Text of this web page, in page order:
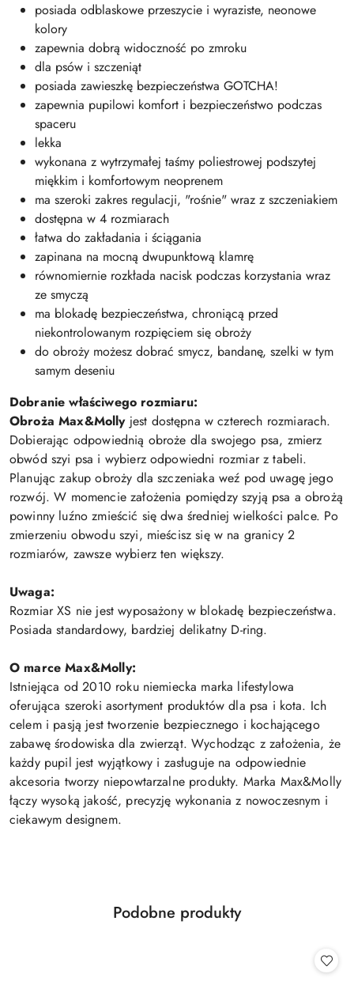
posiada odblaskowe przeszycie i wyraziste, neonowe
kolory
zapewnia dobrą widoczność po zmroku
dla psów i szczeniąt
posiada zawieszkę bezpieczeństwa GOTCHA!
zapewnia pupilowi komfort i bezpieczeństwo podczas
spaceru
lekka
wykonana z wytrzymałej taśmy poliestrowej podszytej
miękkim i komfortowym neoprenem
ma szeroki zakres regulacji, "rośnie" wraz z szczeniakiem
dostępna w 4 rozmiarach
łatwa do zakładania i ściągania
zapinana na mocną dwupunktową klamrę
równomiernie rozkłada nacisk podczas korzystania wraz
ze smyczą
ma blokadę bezpieczeństwa, chroniącą przed
niekontrolowanym rozpięciem się obroży
do obroży możesz dobrać smycz, bandanę, szelki w tym
samym deseniu
Dobranie właściwego rozmiaru:
Obroża Max&Mollyjest dostępna w czterech rozmiarach.
Dobierając odpowiednią obroże dla swojego psa, zmierz
obwód szyi psa i wybierz odpowiedni rozmiar z tabeli.
Planując zakup obroży dla szczeniaka weź pod uwagę jego
rozwój. W momencie założenia pomiędzy szyją psa a obrożą
powinny luźno zmieścić się dwa średniej wielkości palce. Po
zmierzeniu obwodu szyi, mieścisz się w na granicy 2
rozmiarów, zawsze wybierz ten większy.
Uwaga:
Rozmiar XS nie jest wyposażony w blokadę bezpieczeństwa.
Posiada standardowy, bardziej delikatny D-ring.
O marce Max&Molly:
Istniejąca od 2010 roku niemiecka marka lifestylowa
oferująca szeroki asortyment produktów dla psa i kota. Ich
celem i pasją jest tworzenie bezpiecznego i kochającego
zabawę środowiska dla zwierząt. Wychodząc z założenia, że
każdy pupil jest wyjątkowy i zasługuje na odpowiednie
akcesoria tworzy niepowtarzalne produkty. Marka Max&Molly
łączy wysoką jakość, precyzję wykonania z nowoczesnym i
ciekawym designem.
Pomiń karuzelę produktów
Produkty
Podobne produkty